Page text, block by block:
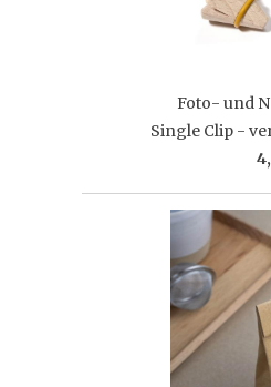
Foto- und
Single Clip -